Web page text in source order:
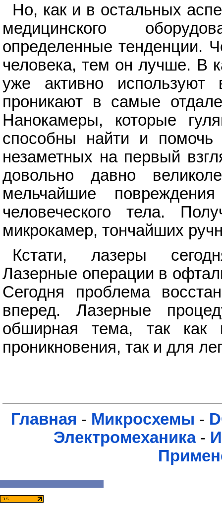
Но, как и в остальных
медицинского
определенные тенденции.
человека, тем он лучше. В
уже активно используют
проникают в самые
Нанокамеры, которые
способны найти и помочь
незаметных на первый
довольно давно
мельчайшие
человеческого тела.
микрокамер, тончайших
Кстати, лазеры
Лазерные операции в
Сегодня проблема
вперед. Лазерные
обширная тема, так как
проникновения, так и для
Главная - Микросхемы -
Электромеханика-